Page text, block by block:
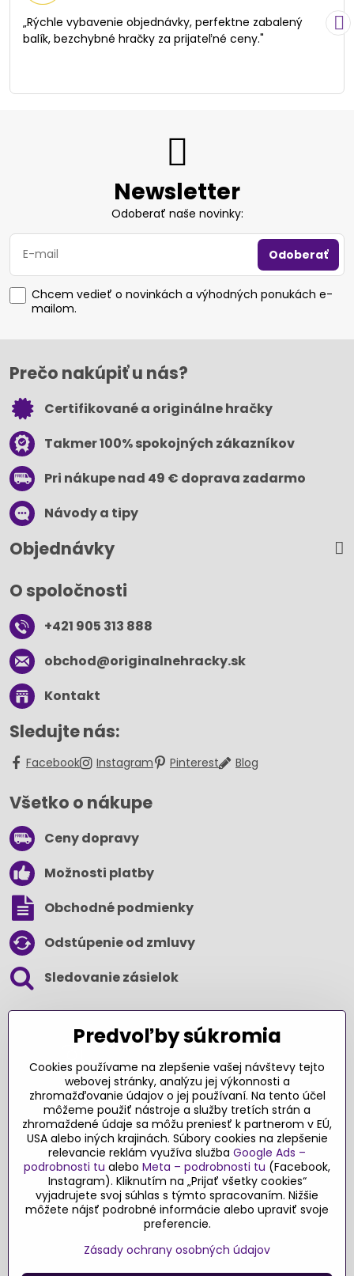
/
5
„Rýchle vybavenie objednávky, perfektne zabalený
balík, bezchybné hračky za prijateľné ceny."
Newsletter
Odoberať naše novinky:
Odoberať
Chcem vedieť o novinkách a výhodných ponukách e-
mailom.
Prečo nakúpiť u nás?
Certifikované a originálne hračky
Takmer 100% spokojných zákazníkov
Pri nákupe nad 49 € doprava zadarmo
Návody a tipy
Objednávky
O spoločnosti
+421 905 313 888
obchod​@originalnehracky​.sk
Kontakt
Sledujte nás:
Facebook Instagram Pinterest Blog
Všetko o nákupe
Ceny dopravy
Možnosti platby
Obchodné podmienky
Odstúpenie od zmluvy
Sledovanie zásielok
Ďakujeme za podporu
Sme slovenský e-shop​. Fungujeme len
vďaka vám – rodičom a všetkým, ktorí veria
v poctivý výber kvalitných hračiek s
pridanou hodnotou​. Každý nákup na
Originalnehracky​.sk je pre nás podporou a
motiváciou prinášať hračky a produkty,
ktoré majú zmysel​.
Predvoľby súkromia
Cookies používame na zlepšenie vašej návštevy tejto
webovej stránky, analýzu jej výkonnosti a
zhromažďovanie údajov o jej používaní. Na tento účel
môžeme použiť nástroje a služby tretích strán a
zhromaždené údaje sa môžu preniesť k partnerom v EÚ,
USA alebo iných krajinách. Súbory cookies na zlepšenie
relevancie reklám využíva služba Google Ads –
podrobnosti tu alebo Meta – podrobnosti tu (Facebook,
Instagram). Kliknutím na „Prijať všetky cookies“
vyjadrujete svoj súhlas s týmto spracovaním. Nižšie
môžete nájsť podrobné informácie alebo upraviť svoje
preferencie.
Zásady ochrany osobných údajov